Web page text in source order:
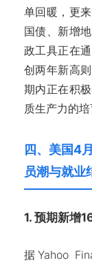
单回暖，更
国债、新增
政工具正在
创两年新高
期内正在积
质生产力的培
四、美国4
员潮与就业
1. 预期新增
据Yahoo